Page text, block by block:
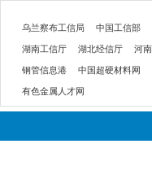
乌兰察布工信局 中国工信部
湖南工信厅 湖北经信厅 河
钢管信息港 中国超硬材料网
有色金属人才网